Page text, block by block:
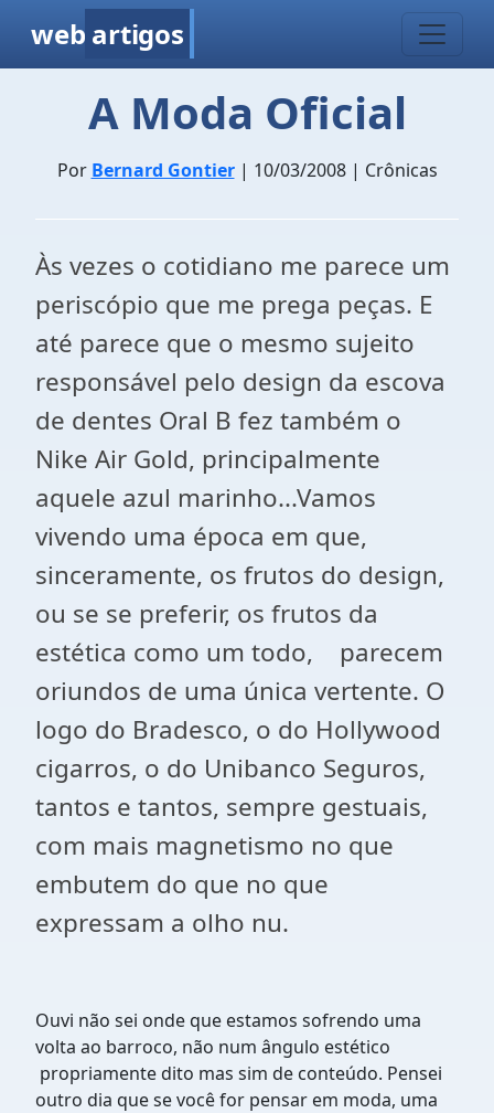
web artigos
A Moda Oficial
Por Bernard Gontier| 10/03/2008 | Crônicas
Às vezes o cotidiano me parece um
periscópio que me prega peças. E
até parece que o mesmo sujeito
responsável pelo design da escova
de dentes Oral B fez também o
Nike Air Gold, principalmente
aquele azul marinho...Vamos
vivendo uma época em que,
sinceramente, os frutos do design,
ou se se preferir, os frutos da
estética como um todo, parecem
oriundos de uma única vertente. O
logo do Bradesco, o do Hollywood
cigarros, o do Unibanco Seguros,
tantos e tantos, sempre gestuais,
com mais magnetismo no que
embutem do que no que
expressam a olho nu.
Ouvi não sei onde que estamos sofrendo uma
volta ao barroco, não num ângulo estético
propriamente dito mas sim de conteúdo. Pensei
outro dia que se você for pensar em moda, uma